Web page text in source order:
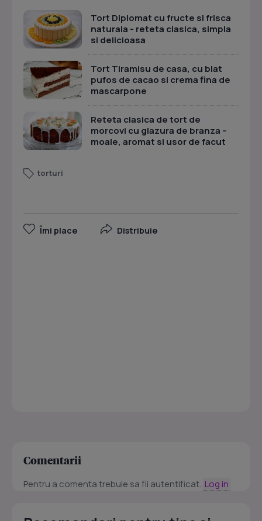
Tort Diplomat cu fructe si frisca
naturala - reteta clasica, simpla
si delicioasa
Tort Tiramisu de casa, cu blat
pufos de cacao si crema fina de
mascarpone
Reteta clasica de tort de
morcovi cu glazura de branza –
moale, aromat si usor de facut
torturi
Îmi place Distribuie
Comentarii
Pentru a comenta trebuie sa fii autentificat. Log in